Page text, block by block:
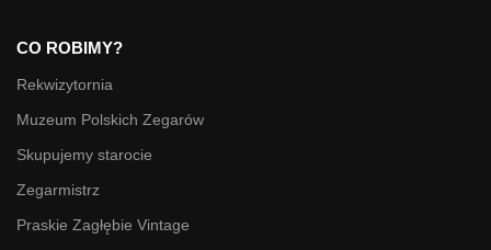
CO ROBIMY?
Rekwizytornia
Muzeum Polskich Zegarów
Skupujemy starocie
Zegarmistrz
Praskie Zagłębie Vintage